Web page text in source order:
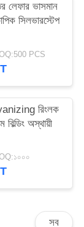
লেফার ভাসমান
সিলভারস্টেপ
PCS
রিংলক
বিল্ডিং অস্থায়ী
সব